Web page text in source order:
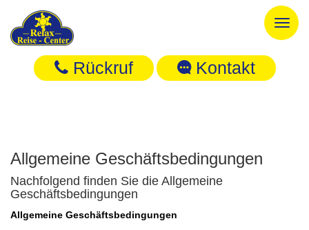
Toggle
Rückruf Kontakt
Allgemeine Geschäftsbedingungen
Nachfolgend finden Sie die Allgemeine
Geschäftsbedingungen
Allgemeine Geschäftsbedingungen